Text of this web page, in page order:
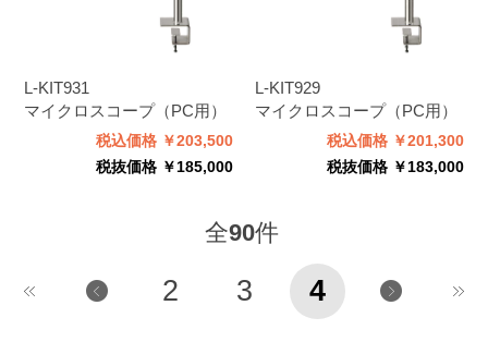
L-KIT931
マイクロスコープ（PC用）
税込価格 ￥203,500
税抜価格 ￥185,000
L-KIT929
マイクロスコープ（PC用）
税込価格 ￥201,300
税抜価格 ￥183,000
全90件
2 3 4